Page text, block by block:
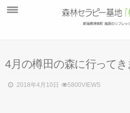
森林セラピー
森林セラピーとは
4月 の樽田 の森に行って き
2018年4月10日 5800VIEWS